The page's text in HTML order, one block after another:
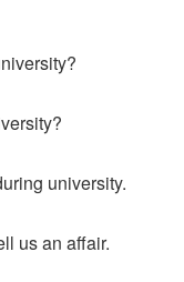
university.
us an affair.